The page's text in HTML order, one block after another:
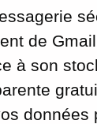
de
à son
données